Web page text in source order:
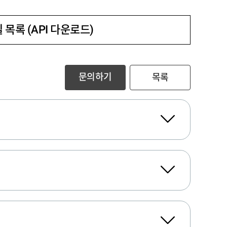
목록 (API 다운로드)
문의하기 목록